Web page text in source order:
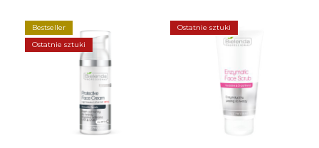
Bestseller
Ostatnie sztuki
Ostatnie sztuki